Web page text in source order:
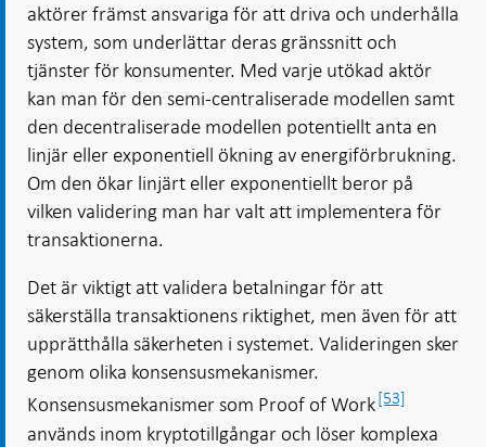
aktörer främst ansvariga för att driva och underhålla
system, som underlättar deras gränssnitt och
tjänster för konsumenter. Med varje utökad aktör
kan man för den semi-centraliserade modellen samt
den decentraliserade modellen potentiellt anta en
linjär eller exponentiell ökning av energiförbrukning.
Om den ökar linjärt eller exponentiellt beror på
vilken validering man har valt att implementera för
transaktionerna.
Det är viktigt att validera betalningar för att
säkerställa transaktionens riktighet, men även för att
upprätthålla säkerheten i systemet. Valideringen sker
genom olika konsensusmekanismer.
Konsensusmekanismer som Proof of Work[53]
används inom kryptotillgångar och löser komplexa